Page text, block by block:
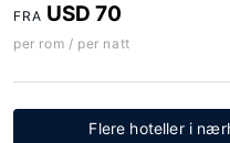
FRA USD 70
per rom / per natt
Flere hoteller i